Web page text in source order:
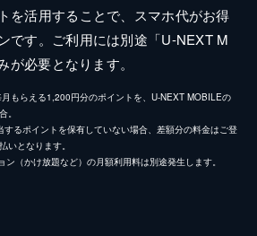
を活用することで、スマホ代がお得
です。ご利用には別途「U-NEXT M
必要となります。
もらえる1,200円分のポイントを、U-NEXT MOBILEの
。
るポイントを保有していない場合、差額分の料金はご登
いとなります。
（かけ放題など）の月額利用料は別途発生します。